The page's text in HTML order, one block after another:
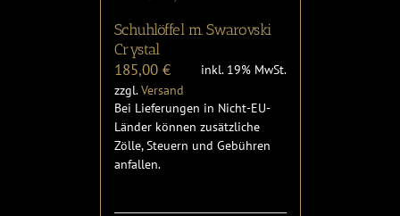
Schuhlöffel m. Swarovski
Crystal
185,00 €
inkl. 19% MwSt.
zzgl.Versand
Bei Lieferungen in Nicht-EU-
Länder können zusätzliche
Zölle, Steuern und Gebühren
anfallen.